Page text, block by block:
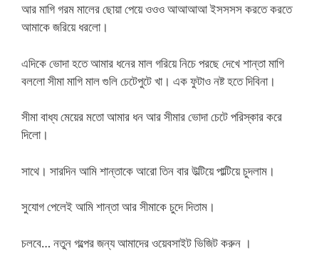
আর মাগি গরম মালের ছোয়া পেয়ে ওওও আআআআ ইসসসস করতে করতে
আমাকে জরিয়ে ধরলো।
এদিকে ভোদা হতে আমার ধনের মাল গরিয়ে নিচে পরছে দেখে শান্তা মাগি
বললো সীমা মাগি মাল গুলি চেটেপুটে খা। এক ফুটাও নষ্ট হতে দিবিনা।
সীমা বাধ্য মেয়ের মতো আমার ধন আর সীমার ভোদা চেটে পরিস্কার করে
দিলো।
সাথে। সারদিন আমি শান্তাকে আরো তিন বার উল্টিয়ে পাল্টিয়ে চুদলাম।
সুযোগ পেলেই আমি শান্তা আর সীমাকে চুদে দিতাম।
চলবে… নতুন গল্পের জন্য আমাদের ওয়েবসাইট ভিজিট করুন ।